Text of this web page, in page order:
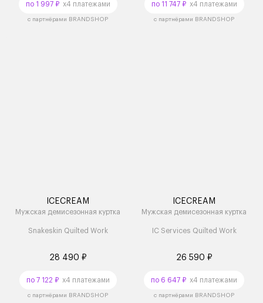
по 1 997 ₽x4 платежами
с партнёрами BRANDSHOP
по 11 747 ₽x4 платежами
с партнёрами BRANDSHOP
ICECREAM
Мужская демисезонная куртка
Snakeskin Quilted Work
28 490 ₽
по 7 122 ₽x4 платежами
с партнёрами BRANDSHOP
ICECREAM
Мужская демисезонная куртка
IC Services Quilted Work
26 590 ₽
по 6 647 ₽ x4 платежами
с партнёрами BRANDSHOP